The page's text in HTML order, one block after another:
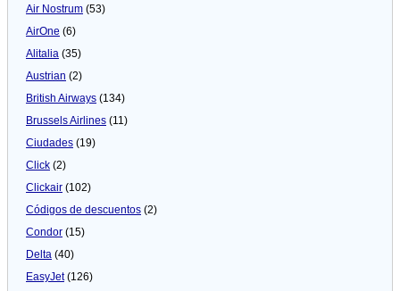
Air Nostrum (53)
AirOne (6)
Alitalia (35)
Austrian (2)
British Airways (134)
Brussels Airlines (11)
Ciudades (19)
Click (2)
Clickair (102)
Códigos de descuentos (2)
Condor (15)
Delta (40)
EasyJet(126)